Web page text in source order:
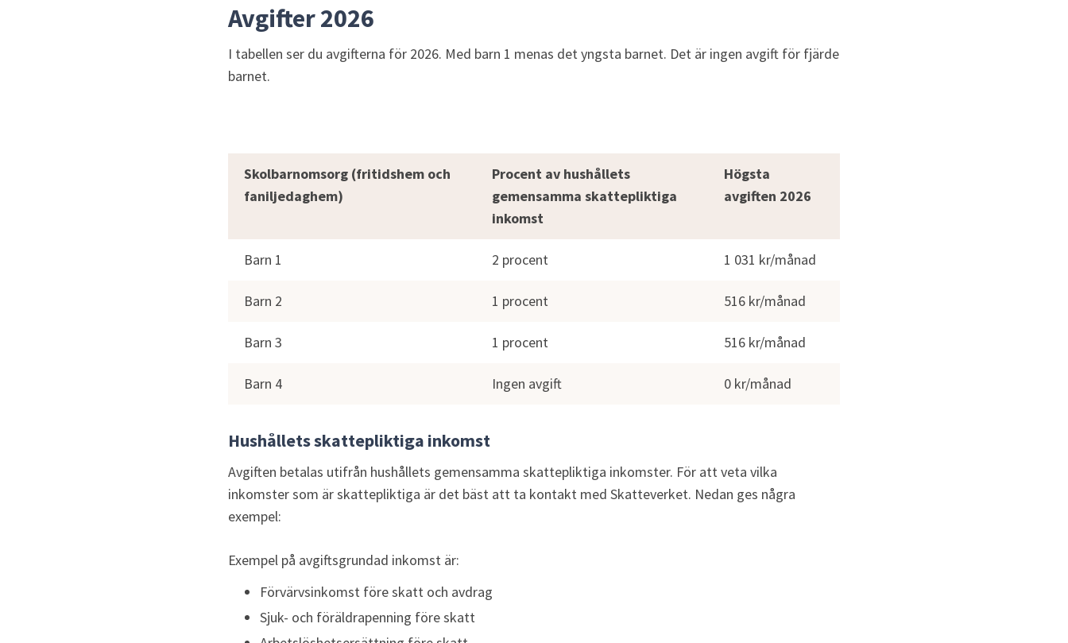
Avgifter 2026
I tabellen ser du avgifterna för 2026. Med barn 1 menas det yngsta barnet. Det är ingen avgift för fjärde
barnet.
Avgifter fritidshem
Skolbarnomsorg (fritidshem och
faniljedaghem)
Procent av hushållets
gemensamma skattepliktiga
inkomst
Högsta
avgiften 2026
Barn 1 2 procent 1 031 kr/månad
Barn 2 1 procent 516 kr/månad
Barn 3 1 procent 516 kr/månad
Barn 4 Ingen avgift 0 kr/månad
Hushållets skattepliktiga inkomst
Avgiften betalas utifrån hushållets gemensamma skattepliktiga inkomster. För att veta vilka
inkomster som är skattepliktiga är det bäst att ta kontakt med Skatteverket. Nedan ges några
exempel:
Exempel på avgiftsgrundad inkomst är:
Förvärvsinkomst före skatt och avdrag
Sjuk- och föräldrapenning före skatt